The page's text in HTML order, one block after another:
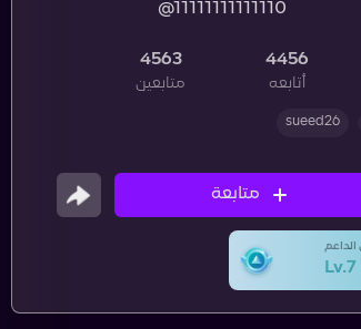
@11111111111110
4456
أتابعه
4563
متابعين
sueed26
متابعة
الداعم
Lv.7